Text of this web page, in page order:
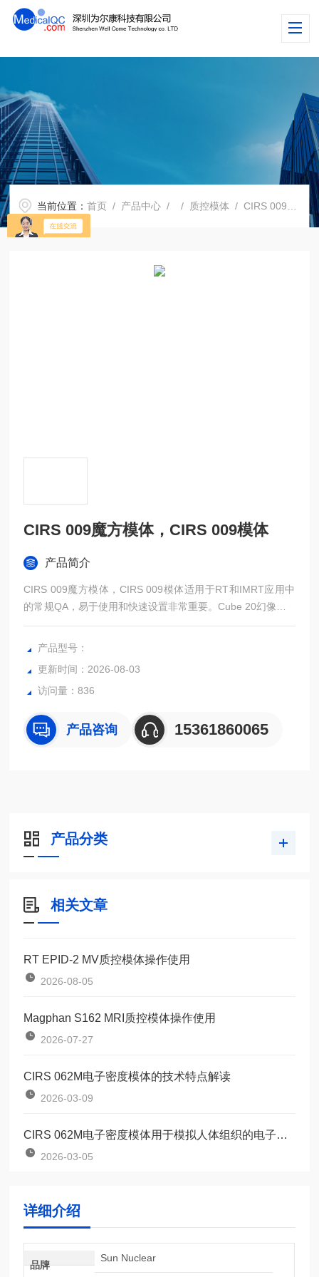
当前位置：首页 / 产品中心 / / 质控模体 / CIRS 009魔方模体，CIRS 009模体
CIRS 009魔方模体，CIRS 009模体
产品简介
CIRS 009魔方模体，CIRS 009模体适用于RT和IMRT应用中
的常规QA，易于使用和快速设置非常重要。Cube 20幻像由Pl
asticWater®DT制造，忠实地模仿50keV至25MeV的1％以内
的水。
产品型号：
更新时间：2026-08-03
访问量：836
产品咨询 15361860065
产品分类
相关文章
RT EPID-2 MV质控模体操作使用
2026-08-05
Magphan S162 MRI质控模体操作使用
2026-07-27
CIRS 062M电子密度模体的技术特点解读
2026-03-09
CIRS 062M电子密度模体用于模拟人体组织的电子密度
2026-03-05
详细介绍
品牌
Sun Nuclear